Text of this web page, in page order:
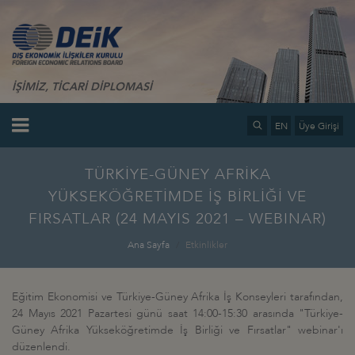
İŞİMİZ, TİCARİ DİPLOMASİ
EN Üye Girişi
TÜRKİYE-GÜNEY AFRİKA
YÜKSEKÖĞRETİMDE İŞ BİRLİĞİ VE
FIRSATLAR (24 MAYIS 2021 – WEBINAR)
Ana Sayfa Etkinlikler
Eğitim Ekonomisi ve Türkiye-Güney Afrika İş Konseyleri tarafından,
24 Mayıs 2021 Pazartesi günü saat 14:00-15:30 arasında "Türkiye-
Güney Afrika Yükseköğretimde İş Birliği ve Fırsatlar" webinar'ı
düzenlendi.